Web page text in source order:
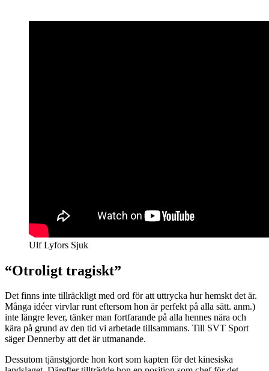
Ulf Lyfors Sjuk
“Otroligt tragiskt”
Det finns inte tillräckligt med ord för att uttrycka hur hemskt det är.
Många idéer virvlar runt eftersom hon är perfekt på alla sätt. anm.)
inte längre lever, tänker man fortfarande på alla hennes nära och
kära på grund av den tid vi arbetade tillsammans. Till SVT Sport
säger Dennerby att det är utmanande.
Dessutom tjänstgjorde hon kort som kapten för det kinesiska